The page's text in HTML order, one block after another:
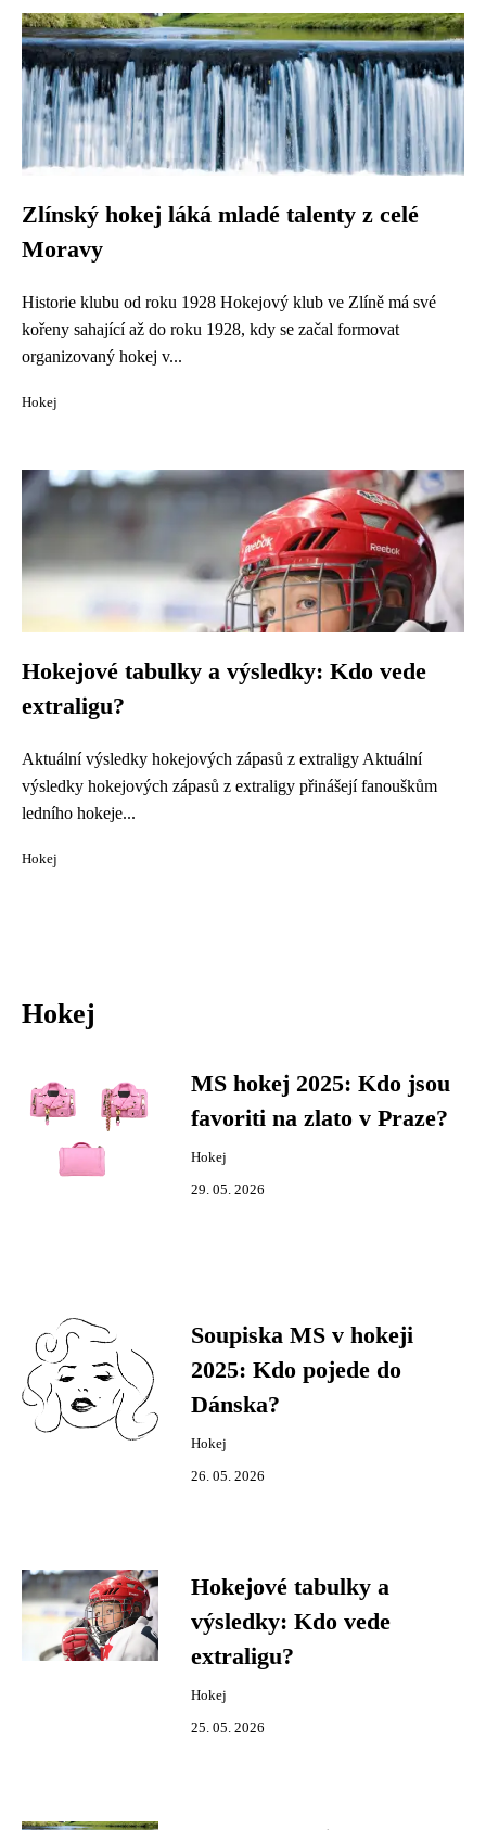
Zlínský hokej láká mladé talenty z celé
Moravy
Historie klubu od roku 1928 Hokejový klub ve Zlíně má své
kořeny sahající až do roku 1928, kdy se začal formovat
organizovaný hokej v...
Hokej
Hokejové tabulky a výsledky: Kdo vede
extraligu?
Aktuální výsledky hokejových zápasů z extraligy Aktuální
výsledky hokejových zápasů z extraligy přinášejí fanouškům
ledního hokeje...
Hokej
Hokej
MS hokej 2025: Kdo jsou
favoriti na zlato v Praze?
Hokej
29. 05. 2026
Soupiska MS v hokeji
2025: Kdo pojede do
Dánska?
Hokej
26. 05. 2026
Hokejové tabulky a
výsledky: Kdo vede
extraligu?
Hokej
25. 05. 2026